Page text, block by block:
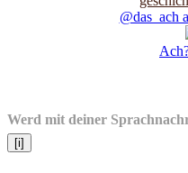
@das_ach
Werd mit deiner
[i]